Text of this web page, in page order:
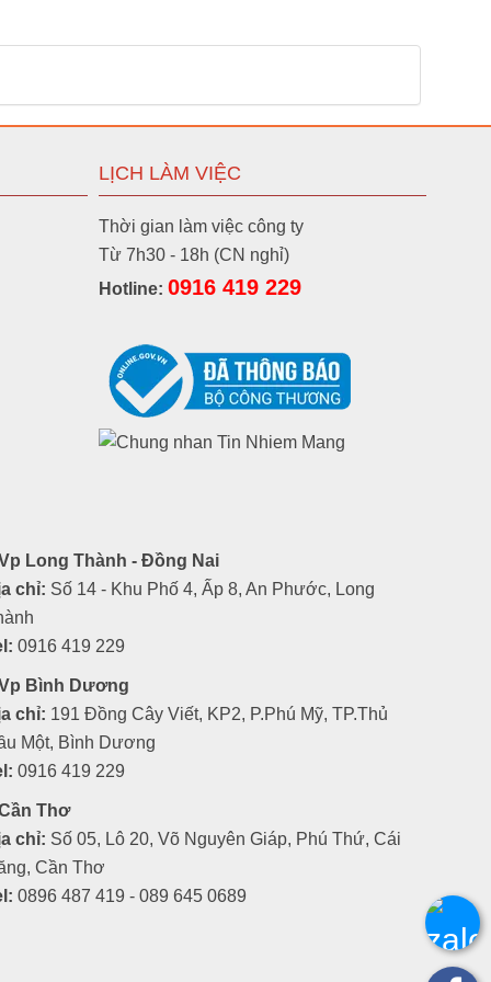
LỊCH LÀM VIỆC
Thời gian làm việc công ty
Từ 7h30 - 18h (CN nghỉ)
Hotline: 0916 419 229
Long Thành - Đồng Nai
chỉ: Số 14 - Khu Phố 4, Ấp 8, An Phước, Long
0916 419 229
Bình Dương
chỉ: 191 Đồng Cây Viết, KP2, P.Phú Mỹ, TP.Thủ
Một, Bình Dương
0916 419 229
Thơ
chỉ: Số 05, Lô 20, Võ Nguyên Giáp, Phú Thứ, Cái
Cần Thơ
0896 487 419 - 089 645 0689